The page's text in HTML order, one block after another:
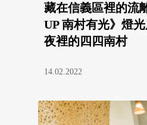
藏在信義區裡的
UP 南村有光》燈
夜裡的四四南村
14.02.2022